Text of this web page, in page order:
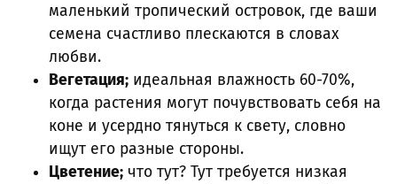
маленький тропический островок, где ваши
семена счастливо плескаются в словах
любви.
Вегетация; идеальная влажность 60-70%,
когда растения могут почувствовать себя на
коне и усердно тянуться к свету, словно
ищут его разные стороны.
Цветение; что тут? Тут требуется низкая